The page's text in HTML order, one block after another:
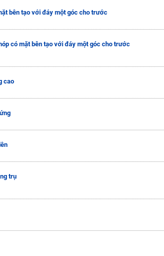
bên tạo với đáy một góc cho trước
có mặt bên tạo với đáy một góc cho trước
cao
trụ